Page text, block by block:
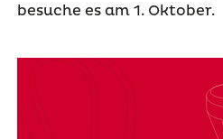
besuche es am 1. Oktober.